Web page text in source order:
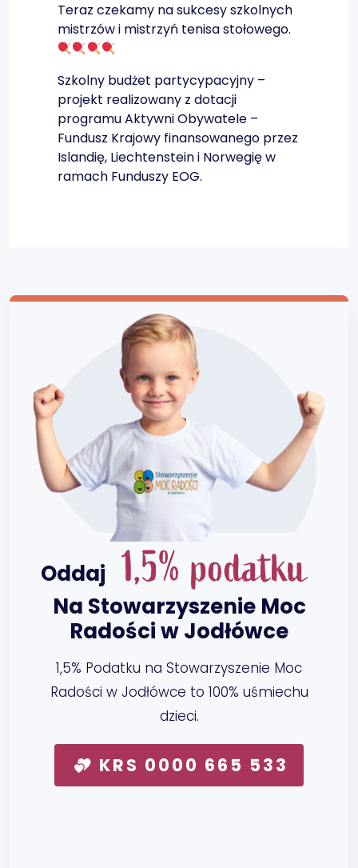
Teraz czekamy na sukcesy szkolnych
mistrzów i mistrzyń tenisa stołowego.
Szkolny budżet partycypacyjny –
projekt realizowany z dotacji
programu Aktywni Obywatele –
Fundusz Krajowy finansowanego przez
Islandię, Liechtenstein i Norwegię w
ramach Funduszy EOG.
Oddaj 1,5% podatku
Na Stowarzyszenie Moc
Radości w Jodłówce
1,5% Podatku na Stowarzyszenie Moc
Radości w Jodłówce to 100% uśmiechu
dzieci.
KRS 0000 665 533